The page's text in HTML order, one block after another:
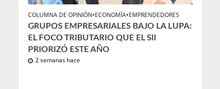
COLUMNA DE OPINIÓN•ECONOMÍA•EMPRENDEDORES
GRUPOS EMPRESARIALES BAJO LA LUPA:
EL FOCO TRIBUTARIO QUE EL SII
PRIORIZÓ ESTE AÑO
2 semanas hace